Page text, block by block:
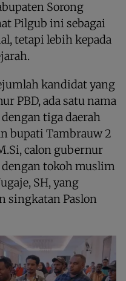
Sorong
Pilgub ini sebagai
tetapi lebih kepada
kandidat yang
PBD, ada satu nama
tiga daerah
bupati Tambrauw 2
calon gubernur
tokoh muslim
SH, yang
singkatan Paslon